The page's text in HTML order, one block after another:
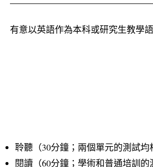
有意以英語作為本科或研究生教學
聆聽（30分鐘；兩個單元的測試均
閱讀（60分鐘；學術和普通培訓的